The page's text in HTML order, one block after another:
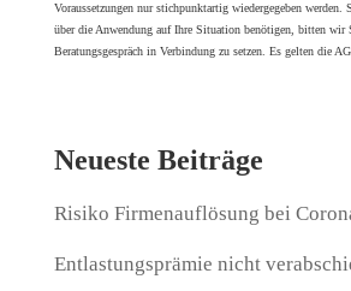
Voraussetzungen nur stichpunktartig wiedergegeben werden.
über die Anwendung auf Ihre Situation benötigen, bitten
Beratungsgespräch in Verbindung zu setzen. Es gelten die
Neueste Beiträge
Risiko Firmenauflösung bei
Entlastungsprämie nicht